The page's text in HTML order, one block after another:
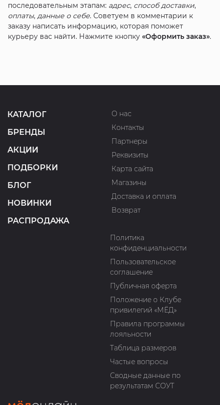
последовательным этапам: адрес, способ доставки,
оплаты, данные о себе. Советуем в комментарии к
заказу написать информацию, которая поможет
курьеру вас найти. Нажмите кнопку «Оформить заказ».
КАТАЛОГ
БРЕНДЫ
АКЦИИ
ПОДБОРКИ
БЛОГ
НОВИНКИ
РАСПРОДАЖА
О нас
Контакты
Партнеры
Реквизиты
Карта сайта
Магазины
Доставка и оплата
Возврат
Политика
конфиденциальности
Пользовательское
соглашение
Публичная оферта
Положение о Клубе
привилегий «МЁД»
Правила программы
лояльности
Таблица размеров
Частые вопросы
Сводные данные по
результатам СОУТ